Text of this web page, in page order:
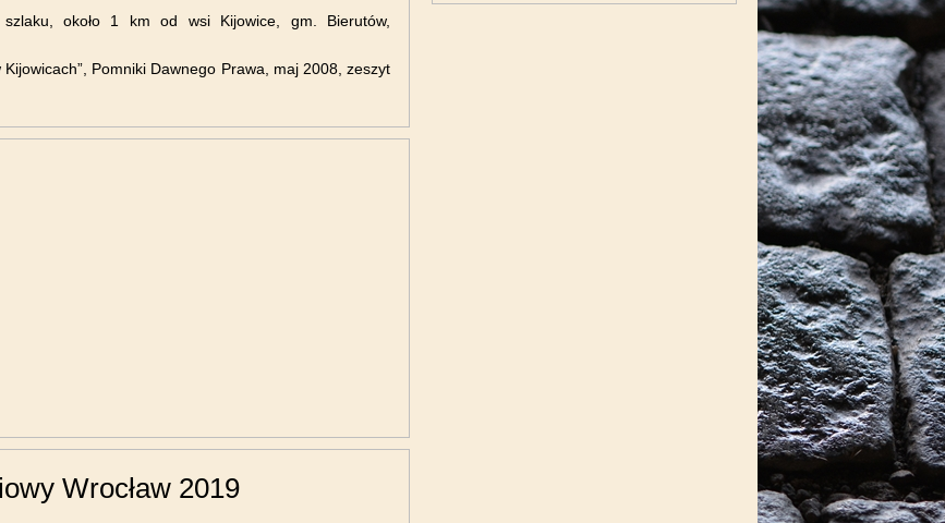
około 1 km od wsi Kijowice, gm. Bierutów,
Pomniki Dawnego Prawa, maj 2008, zeszyt
Wrocław 2019